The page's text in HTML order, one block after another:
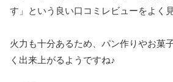
す」という良い口コミレビューをよく
火力も十分あるため、パン作りやお菓
く出来上がるようですね♪